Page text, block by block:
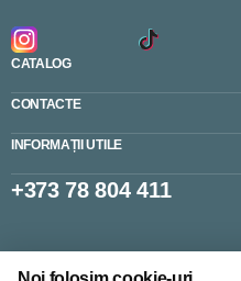
CATALOG
CONTACTE
INFORMAȚII UTILE
+373 78 804 411
Setări cookie-uri